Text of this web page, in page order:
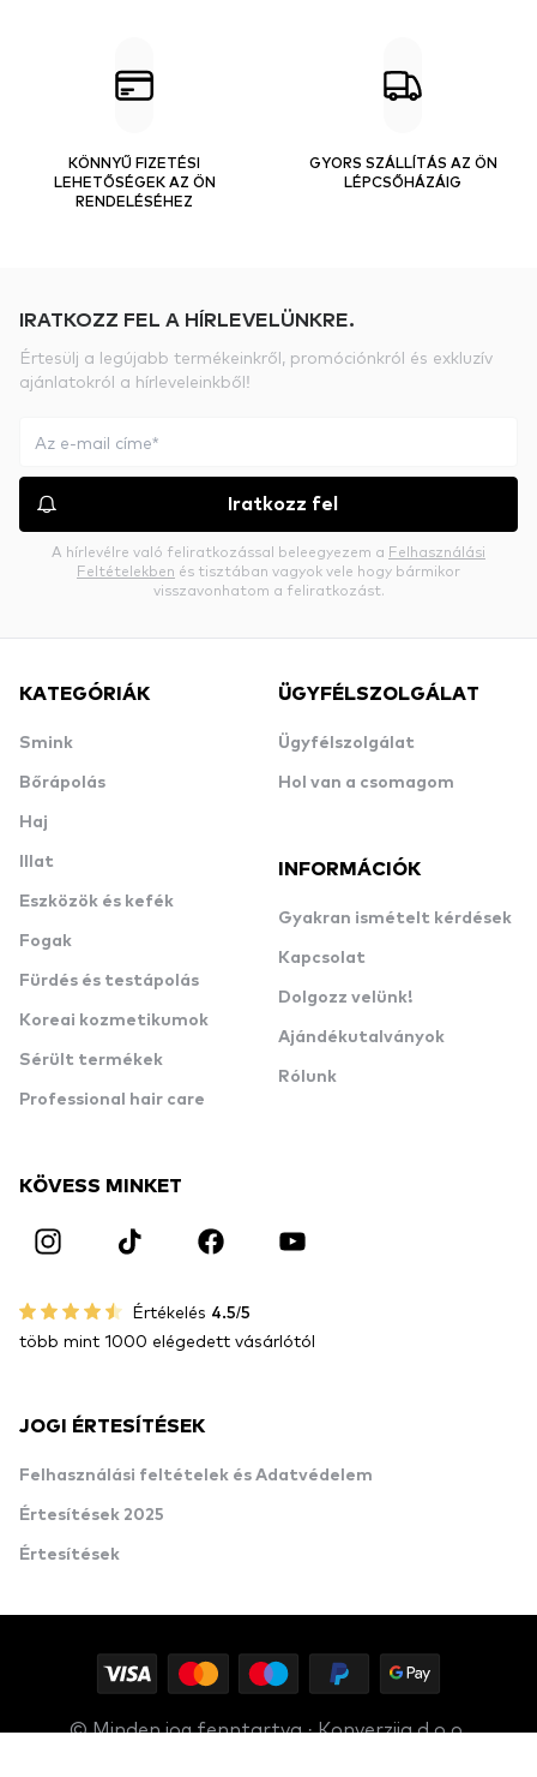
KÖNNYŰ FIZETÉSI
LEHETŐSÉGEK AZ ÖN
RENDELÉSÉHEZ
GYORS SZÁLLÍTÁS AZ ÖN
LÉPCSŐHÁZÁIG
IRATKOZZ FEL A HÍRLEVELÜNKRE.
Értesülj a legújabb termékeinkről, promóciónkról és exkluzív
ajánlatokról a hírleveleinkből!
Iratkozz fel
A hírlevélre való feliratkozással beleegyezem a Felhasználási
Feltételekben és tisztában vagyok vele hogy bármikor
visszavonhatom a feliratkozást.
KATEGÓRIÁK
Smink
Bőrápolás
Haj
Illat
Eszközök és kefék
Fogak
Fürdés és testápolás
Koreai kozmetikumok
Sérült termékek
Professional hair care
ÜGYFÉLSZOLGÁLAT
Ügyfélszolgálat
Hol van a csomagom
INFORMÁCIÓK
Gyakran ismételt kérdések
Kapcsolat
Dolgozz velünk!
Ajándékutalványok
Rólunk
KÖVESS MINKET
Értékelés 4.5/5
több mint 1000 elégedett vásárlótól
JOGI ÉRTESÍTÉSEK
Felhasználási feltételek és Adatvédelem
Értesítések 2025
Értesítések
© Minden jog fenntartva · Konverzija d.o.o.